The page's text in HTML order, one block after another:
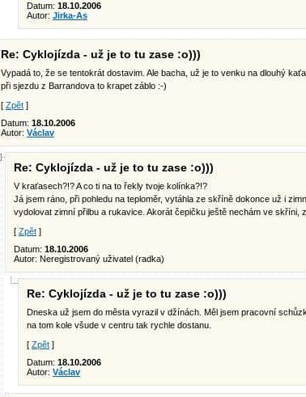
Datum: 18.10.2006
Autor: Jirka-As
Re: Cyklojízda - už je to tu zase :o)))
Vypadá to, že se tentokrát dostavim. Ale bacha, už je to venku na dlouhý
při sjezdu z Barrandova to krapet záblo :-)
[ Zpět ]
Datum: 18.10.2006
Autor: Václav
Re: Cyklojízda - už je to tu zase :o)))
V kraťasech?!? A co ti na to řekly tvoje kolínka?!?
Já jsem ráno, při pohledu na teploměr, vytáhla ze skříně dokonce už i
vydolovat zimní přilbu a rukavice. Akorát čepičku ještě nechám ve skříni,
[ Zpět ]
Datum: 18.10.2006
Autor: Neregistrovaný uživatel (radka)
Re: Cyklojízda - už je to tu zase :o)))
Dneska už jsem do města vyrazil v džínách. Měl jsem pracovní
na tom kole všude v centru tak rychle dostanu.
[ Zpět ]
Datum: 18.10.2006
Autor: Václav